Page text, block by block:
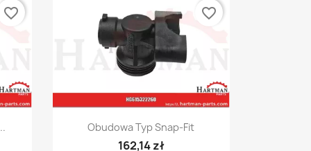
favorite_border
Szybki podgląd
Obudowa Typ Snap-Fit
162,14 zł
favorite_border